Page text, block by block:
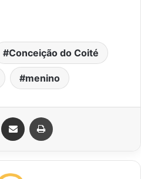
Conceição do Coité
menino
WhatsAppCompartilhar via e-mail